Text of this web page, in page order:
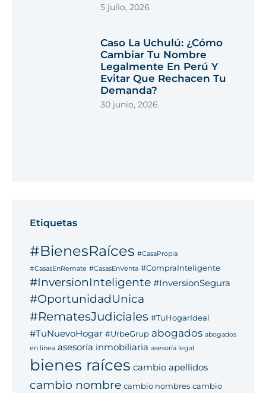
5 julio, 2026
Caso La Uchulú: ¿cómo
Cambiar Tu Nombre
Legalmente En Perú Y
Evitar Que Rechacen Tu
Demanda?
30 junio, 2026
Etiquetas
#BienesRaíces #CasaPropia
#CasasEnRemate #CasasEnVenta #CompraInteligente
#InversionInteligente #InversionSegura
#OportunidadUnica
#RematesJudiciales #TuHogarIdeal
#TuNuevoHogar #UrbeGrup abogados abogados
en linea asesoría inmobiliaria asesoría legal
bienes raíces cambio apellidos
cambio nombre cambio nombres cambio